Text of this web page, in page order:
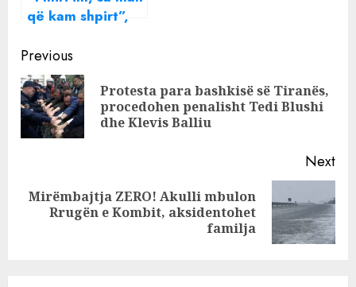
që kam shpirt”,
Olldashit përlot
me dedikimin për
të birin
Continue
Reading
Previous
Protesta para bashkisë së Tiranës,
procedohen penalisht Tedi Blushi
dhe Klevis Balliu
Next
Next
Mirëmbajtja ZERO! Akulli mbulon
Rrugën e Kombit, aksidentohet
familja